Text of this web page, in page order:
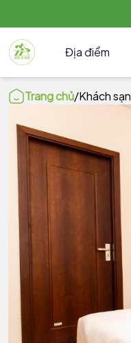
Địa điểm
Trang chủ/Khách sạn